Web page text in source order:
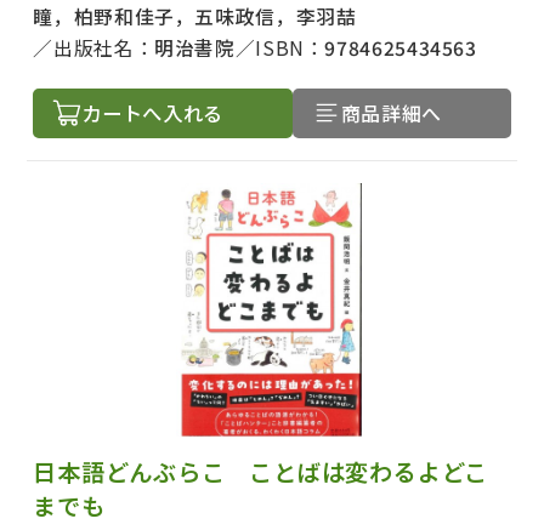
瞳，柏野和佳子，五味政信，李羽喆
出版社名： 明治書院 ISBN：9784625434563
カートへ入れる 商品詳細へ
日本語どんぶらこ ことばは変わるよどこ
までも